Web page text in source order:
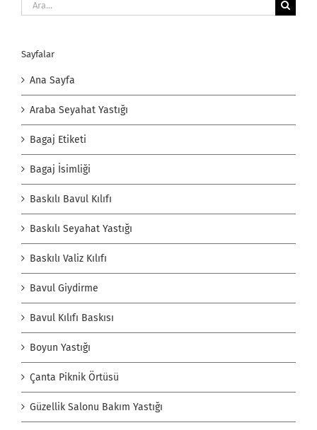
Sayfalar
Ana Sayfa
Araba Seyahat Yastığı
Bagaj Etiketi
Bagaj İsimliği
Baskılı Bavul Kılıfı
Baskılı Seyahat Yastığı
Baskılı Valiz Kılıfı
Bavul Giydirme
Bavul Kılıfı Baskısı
Boyun Yastığı
Çanta Piknik Örtüsü
Güzellik Salonu Bakım Yastığı